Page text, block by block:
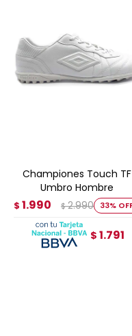
Championes Touch TF
Umbro Hombre
$ 1.990 $ 2.990 33
$ 1.791